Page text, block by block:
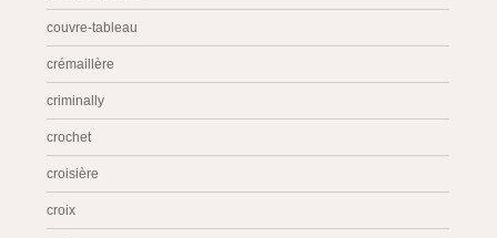
couvre-tableau
crémaillère
criminally
crochet
croisière
croix